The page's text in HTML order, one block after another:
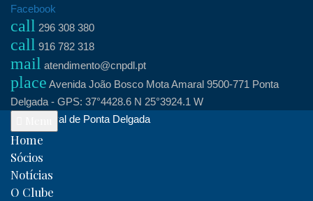
Skip
content
Facebook
call 296 308 380
call 916 782 318
mail atendimento@cnpdl.pt
place Avenida João Bosco Mota Amaral 9500-771 Ponta
Delgada - GPS: 37°4428.6 N 25°3924.1 W
Clube Naval de Ponta Delgada
Home
Sócios
Notícias
O Clube